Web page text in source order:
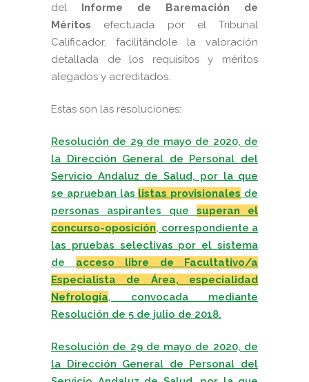
del
Informe de Baremación de
Méritos efectuada por el Tribunal
Calificador, facilitándole la valoración
detallada de los requisitos y méritos
alegados y acreditados.
Estas son las resoluciones:
Resolución de 29 de mayo de 2020, de
la Dirección General de Personal del
Servicio Andaluz de Salud, por la que
se aprueban las listas provisionales de
personas aspirantes que superan el
concurso-oposición, correspondiente a
las pruebas selectivas por el sistema
de acceso libre de Facultativo/a
Especialista de Área, especialidad
Nefrología, convocada mediante
Resolución de 5 de julio de 2018.
Resolución de 29 de mayo de 2020, de
la Dirección General de Personal del